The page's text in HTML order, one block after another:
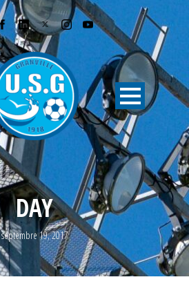
DAY
septembre 19, 2017